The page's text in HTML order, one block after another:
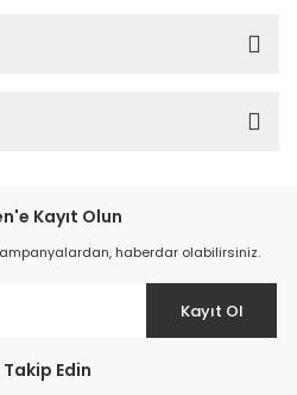
Kayıt Olun
haberdar olabilirsiniz.
Kayıt Ol
Takip Edin